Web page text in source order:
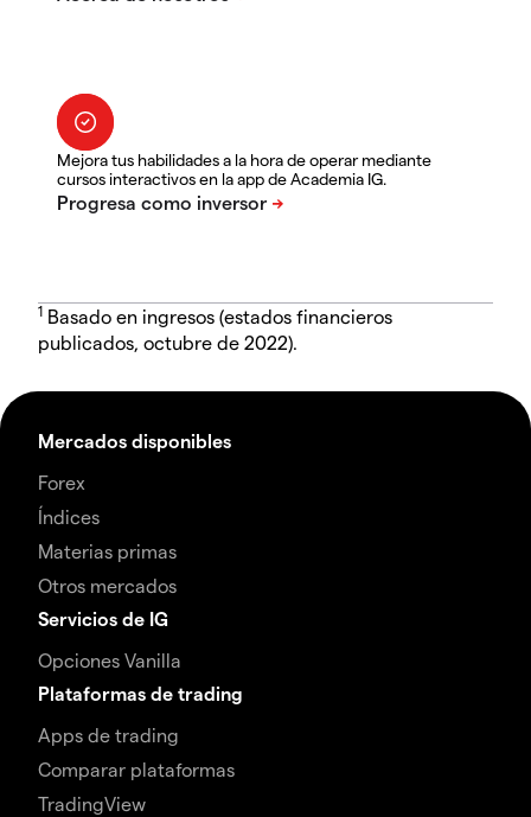
Mejora tus habilidades a la hora de operar mediante
cursos interactivos en la app de Academia IG.
1 Basado en ingresos (estados financieros
publicados, octubre de 2022).
Mercados disponibles
Forex
Índices
Materias primas
Otros mercados
Servicios de IG
Opciones Vanilla
Plataformas de trading
Apps de trading
Comparar plataformas
TradingView